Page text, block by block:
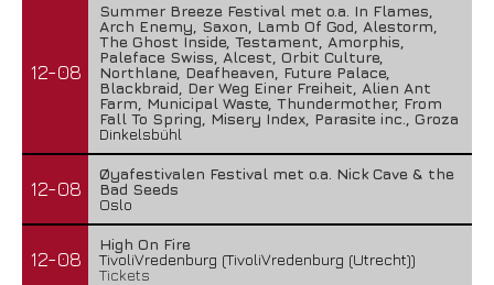
12-08
Summer Breeze Festival met o.a. In Flames,
Arch Enemy, Saxon, Lamb Of God, Alestorm,
The Ghost Inside, Testament, Amorphis,
Paleface Swiss, Alcest, Orbit Culture,
Northlane, Deafheaven, Future Palace,
Blackbraid, Der Weg Einer Freiheit, Alien Ant
Farm, Municipal Waste, Thundermother, From
Fall To Spring, Misery Index, Parasite inc., Groza
Dinkelsbühl
12-08
Øyafestivalen Festival met o.a. Nick Cave & the
Bad Seeds
Oslo
12-08
High On Fire
TivoliVredenburg (TivoliVredenburg (Utrecht))
Tickets